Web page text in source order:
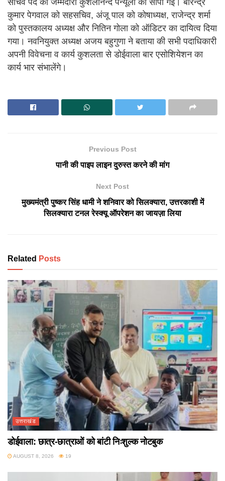
सचिव पद की जम्मेदारी कुशलानन्द पैन्यूली को सौंपी गई। बीरेन्द्र
कुमार पेगवाल को सहसचिव, अंजू पाल को कोषाध्यक्ष, राजेन्द्र शर्मा
को पुस्तकालय अध्यक्ष और नितिन गोला को ऑडिटर का दायित्व दिया
गया। नवनियुक्त अध्यक्ष अजय बहुगुणा ने बताया की सभी पदाधिकारी
अपनी विवेचना व कार्य कुशलता से डोईवाला बार एसोशियेशन का
कार्य भार संभालेंगे।
Previous Post
पानी की पाइप लाइन दुरुस्त करने की मांग
Next Post
मुख्यमंत्री पुष्कर सिंह धामी ने शनिवार को सिलक्यारा, उत्तरकाशी में
सिलक्यारा टनल रेस्क्यू ऑपरेशन का जायज़ा लिया
Related Posts
उत्तराखंड
डोईवाला: छात्र-छात्राओं को बांटी निःशुल्क नोटबुक
AUGUST 8, 2026 19